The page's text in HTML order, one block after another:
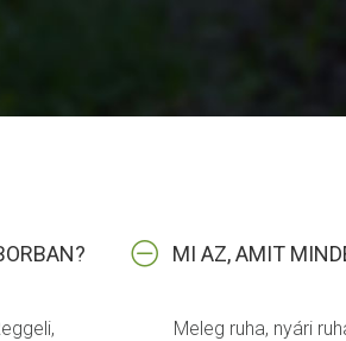
MI AZ, AMIT
Meleg ruha, nyári